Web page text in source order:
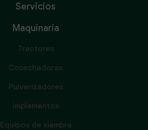
Servicios
Maquinaria
Tractores
Cosechadoras
Pulverizadores
Implementos
Equipos de siembra